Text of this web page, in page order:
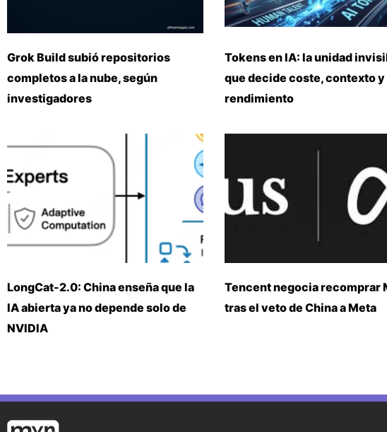
Grok Build subió repositorios
completos a la nube, según
investigadores
Tokens en IA: la unidad
que decide coste, contexto y
rendimiento
LongCat-2.0: China enseña que la
IA abierta ya no depende solo de
NVIDIA
Tencent negocia recomprar
tras el veto de China a Meta